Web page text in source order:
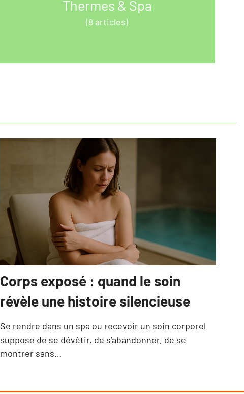
Thermes & Spa
(8 articles)
Corps exposé : quand le soin
révèle une histoire silencieuse
Se rendre dans un spa ou recevoir un soin corporel
suppose de se dévêtir, de s’abandonner, de se
montrer sans…